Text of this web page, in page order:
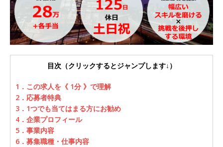
[ 2026年5月15日 ]
【 28卒 ｜ インターンシップ
参加者は書類選考・一次面接免除 】 M&A総研の
グループ企業 ｜ 日本トップレベルの企業へ幅広
いコンサルを行う ｜ スタートアップの成長性×
大手グループとしての安定性バツグン ｜ 年収
500万スタート ｜ 土日祝休み ｜ 東京勤務 ｜ ク
オンツ・コンサルティング
業
[ 2026年5月14日 ]
目次（クリックするとジャンプします↓）
1．この求人を《 1分 》で理解
2．応募者特典
3．1つでも当てはまる方にお勧め
4．企業プロフィール
5．事業内容
6．募集職種・仕事内容